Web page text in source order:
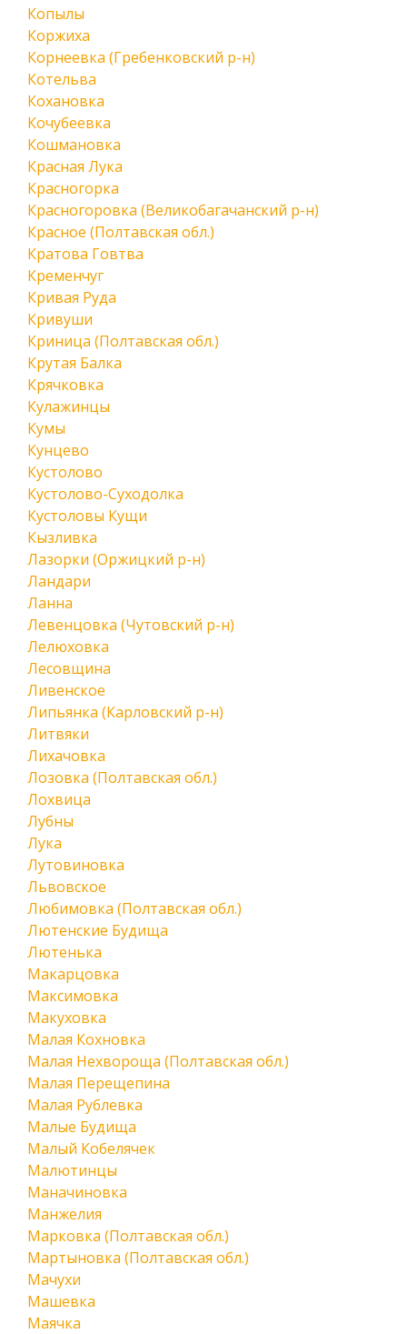
Копылы
Коржиха
Корнеевка (Гребенковский р-н)
Котельва
Кохановка
Кочубеевка
Кошмановка
Красная Лука
Красногорка
Красногоровка (Великобагачанский р-н)
Красное (Полтавская обл.)
Кратова Говтва
Кременчуг
Кривая Руда
Кривуши
Криница (Полтавская обл.)
Крутая Балка
Крячковка
Кулажинцы
Кумы
Кунцево
Кустолово
Кустолово-Суходолка
Кустоловы Кущи
Кызливка
Лазорки (Оржицкий р-н)
Ландари
Ланна
Левенцовка (Чутовский р-н)
Лелюховка
Лесовщина
Ливенское
Липьянка (Карловский р-н)
Литвяки
Лихачовка
Лозовка (Полтавская обл.)
Лохвица
Лубны
Лука
Лутовиновка
Львовское
Любимовка (Полтавская обл.)
Лютенские Будища
Лютенька
Макарцовка
Максимовка
Макуховка
Малая Кохновка
Малая Нехвороща (Полтавская обл.)
Малая Перещепина
Малая Рублевка
Малые Будища
Малый Кобелячек
Малютинцы
Маначиновка
Манжелия
Марковка (Полтавская обл.)
Мартыновка (Полтавская обл.)
Мачухи
Машевка
Маячка